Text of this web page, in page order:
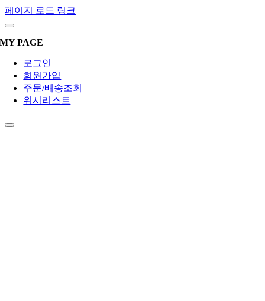
페이지 로드 링크
MY PAGE
로그인
회원가입
주문/배송조회
위시리스트